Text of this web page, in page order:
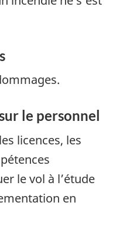
le personnel
licences, les
le vol à l’étude
en